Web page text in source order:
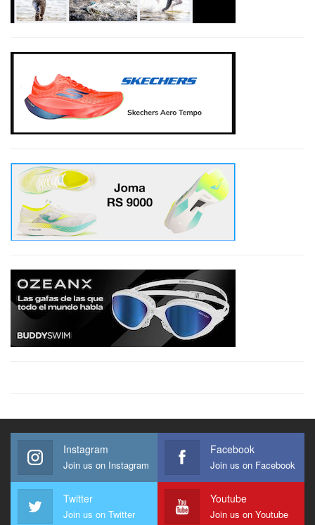
Instagram
Join us on Instagram
Facebook
Join us on Facebook
Twitter
Join us on Twitter
Youtube
Join us on Youtube